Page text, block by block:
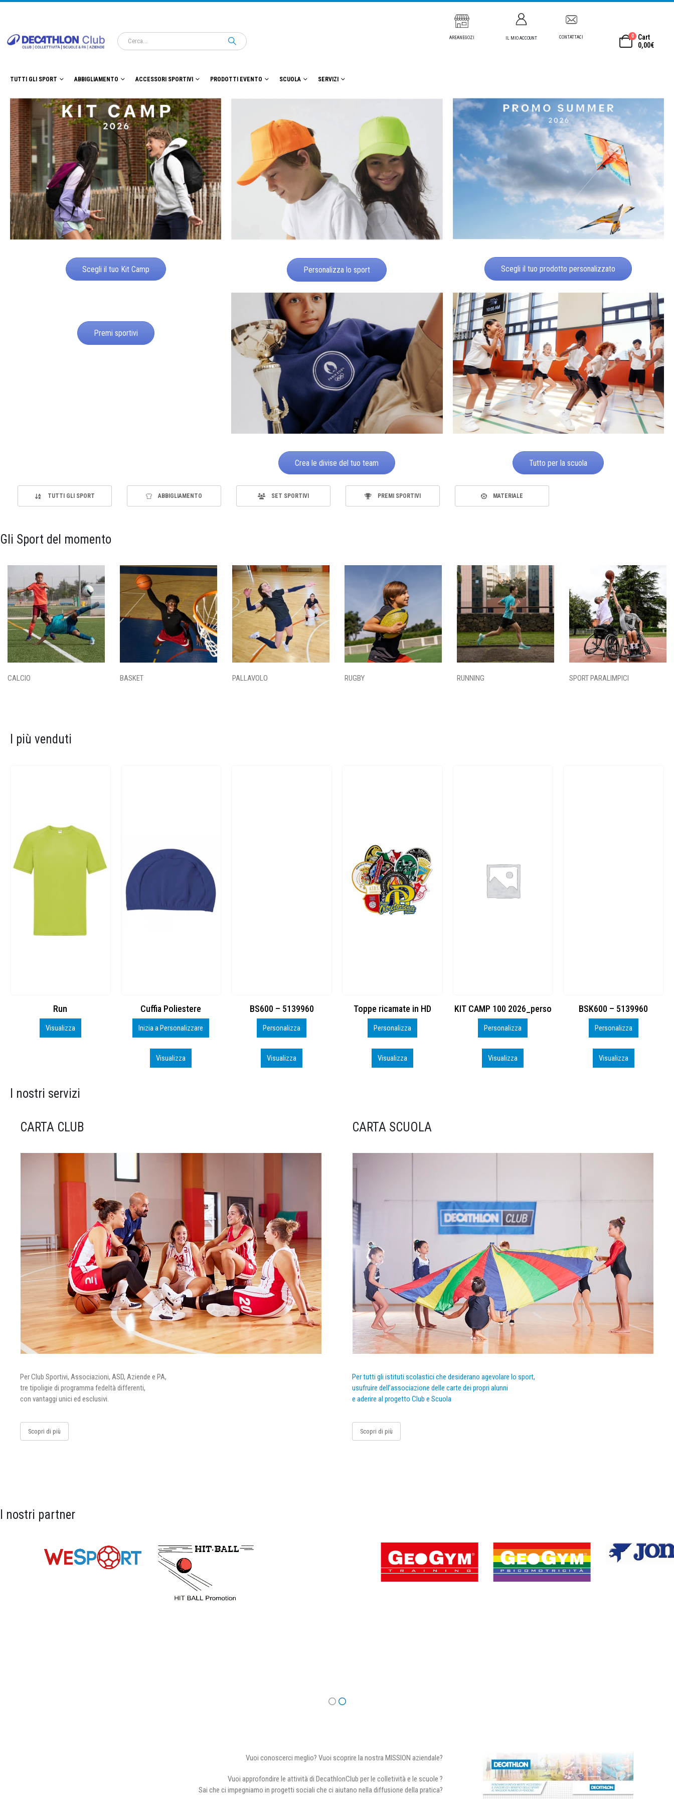
AREANEGOZI IL MIO ACCOUNT CONTATTACI 0
Cart
0,00€
TUTTI GLI SPORT ABBIGLIAMENTO ACCESSORI SPORTIVI PRODOTTI EVENTO SCUOLA SERVIZI
Scegli il tuo Kit Camp Personalizza lo sport Scegli il tuo prodotto personalizzato
Premi sportivi
Crea le divise del tuo team Tutto per la scuola
TUTTI GLI SPORT ABBIGLIAMENTO SET SPORTIVI PREMI SPORTIVI MATERIALE
Gli Sport del momento
CALCIO BASKET PALLAVOLO RUGBY RUNNING SPORT PARALIMPICI
I più venduti
Cuffia Poliestere
Inizia a Personalizzare
BS600 – 5139960
Personalizza
Visualizza
Toppe ricamate in HD
Personalizza
Visualizza
KIT CAMP 100 2026_perso
Personalizza
Visualizza
BSK600 – 5139960
Personalizza
Visualizza
DTF
Personalizza
Visualizza
I nostri servizi
CARTA CLUB
Per Club Sportivi, Associazioni, ASD, Aziende e PA,
tre tipoligie di programma fedeltà differenti,
con vantaggi unici ed esclusivi.
Scopri di più
CARTA SCUOLA
Per tutti gli istituti scolastici che desiderano agevolare lo sport,
usufruire dell’associazione delle carte dei propri alunni
e aderire al progetto Club e Scuola
Scopri di più
I nostri partner
Vuoi conoscerci meglio? Vuoi scoprire la nostra MISSION aziendale?
Vuoi approfondire le attività di DecathlonClub per le colletività e le scuole ?
Sai che ci impegniamo in progetti sociali che ci aiutano nella diffusione della pratica?